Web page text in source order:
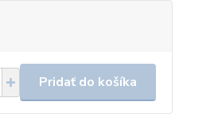
Pridať do košíka